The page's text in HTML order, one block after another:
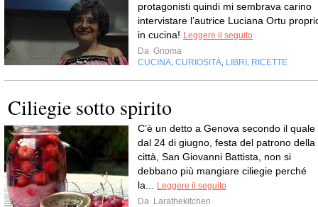
protagonisti quindi mi sembrava carino
intervistare l’autrice Luciana Ortu
in cucina! Leggere il seguito
Da Gnoma
CUCINA CURIOSITÀ LIBRI RICETTE
Ciliegie sotto spirito
C’è un detto a Genova secondo il quale
dal 24 di giugno, festa del patrono della
città, San Giovanni Battista, non si
debbano più mangiare ciliegie perché
la...
Leggere il seguito
Da Larathekitchen